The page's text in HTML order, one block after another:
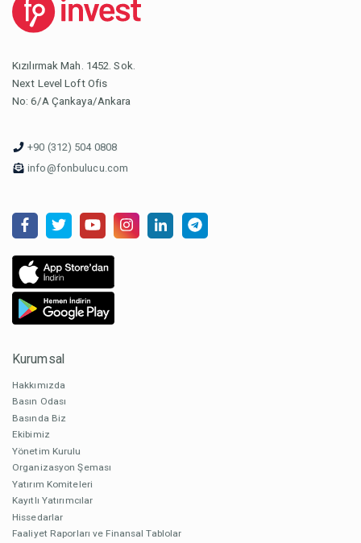
Kızılırmak Mah. 1452. Sok.
Next Level Loft Ofis
No: 6/A Çankaya/Ankara
+90 (312) 504 0808
info@fonbulucu.com
Kurumsal
Hakkımızda
Basın Odası
Basında Biz
Ekibimiz
Yönetim Kurulu
Organizasyon Şeması
Yatırım Komiteleri
Kayıtlı Yatırımcılar
Hissedarlar
Faaliyet Raporları ve Finansal Tablolar